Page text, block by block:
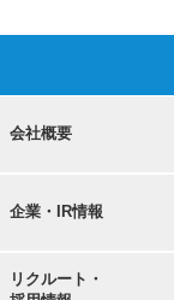
会社概要
企業・IR情報
リクルート・